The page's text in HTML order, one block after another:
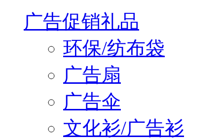
广告促销礼品
环保/纺布袋
广告扇
广告伞
文化衫/广告衫